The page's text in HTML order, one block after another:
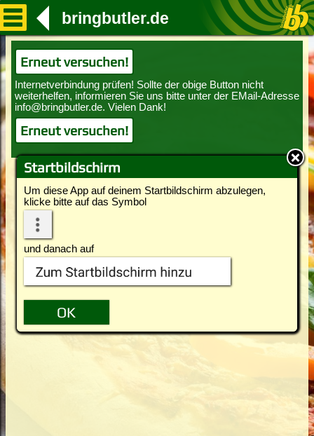
Startbildschirm
Um diese App auf deinem Startbildschirm abzulegen,
klicke bitte auf das Symbol
und danach auf
bringbutler.de
Erneut versuchen!
Erneut versuchen!